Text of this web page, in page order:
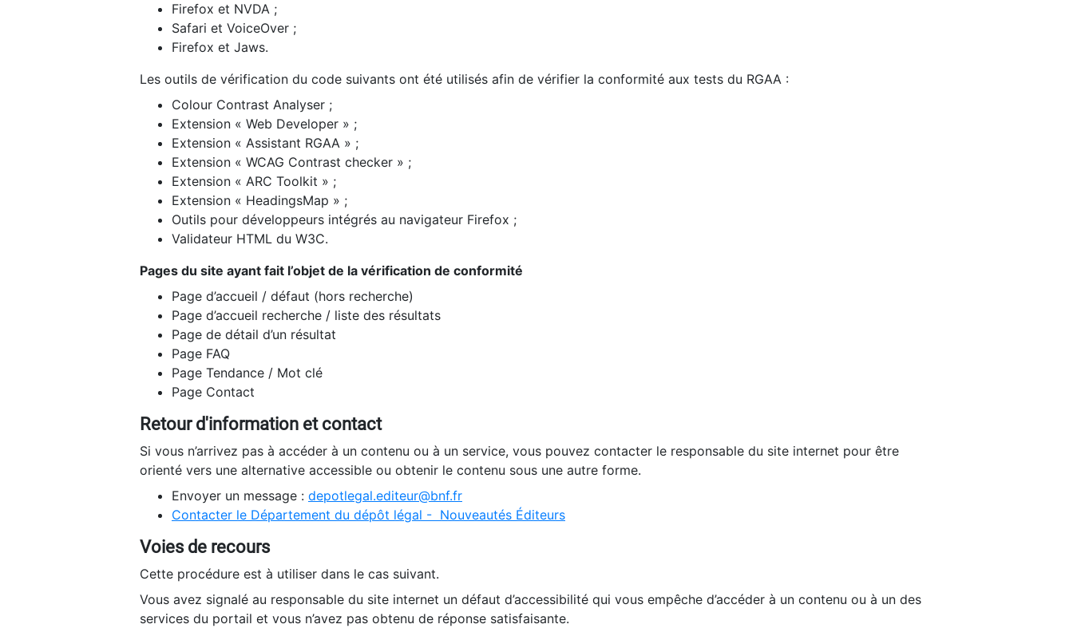
Firefox et NVDA ;
Safari et VoiceOver ;
Firefox et Jaws.
Les outils de vérification du code suivants ont été utilisés afin de vérifier la conformité aux tests du RGAA :
Colour Contrast Analyser ;
Extension « Web Developer » ;
Extension « Assistant RGAA » ;
Extension « WCAG Contrast checker » ;
Extension « ARC Toolkit » ;
Extension « HeadingsMap » ;
Outils pour développeurs intégrés au navigateur Firefox ;
Validateur HTML du W3C.
Pages du site ayant fait l’objet de la vérification de conformité
Page d’accueil / défaut (hors recherche)
Page d’accueil recherche / liste des résultats
Page de détail d’un résultat
Page FAQ
Page Tendance / Mot clé
Page Contact
Retour d'information et contact
Si vous n’arrivez pas à accéder à un contenu ou à un service, vous pouvez contacter le responsable du site internet pour être
orienté vers une alternative accessible ou obtenir le contenu sous une autre forme.
Envoyer un message : depotlegal.editeur@bnf.fr
Contacter le Département du dépôt légal - Nouveautés Éditeurs
Voies de recours
Cette procédure est à utiliser dans le cas suivant.
Vous avez signalé au responsable du site internet un défaut d’accessibilité qui vous empêche d’accéder à un contenu ou à un des
services du portail et vous n’avez pas obtenu de réponse satisfaisante.